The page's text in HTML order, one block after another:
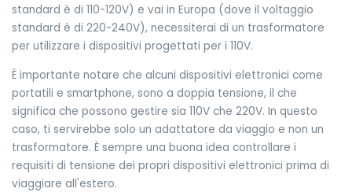
standard è di 110-120V) e vai in Europa (dove il voltaggio
standard è di 220-240V), necessiterai di un trasformatore
per utilizzare i dispositivi progettati per i 110V.
È importante notare che alcuni dispositivi elettronici come
portatili e smartphone, sono a doppia tensione, il che
significa che possono gestire sia 110V che 220V. In questo
caso, ti servirebbe solo un adattatore da viaggio e non un
trasformatore. È sempre una buona idea controllare i
requisiti di tensione dei propri dispositivi elettronici prima di
viaggiare all'estero.